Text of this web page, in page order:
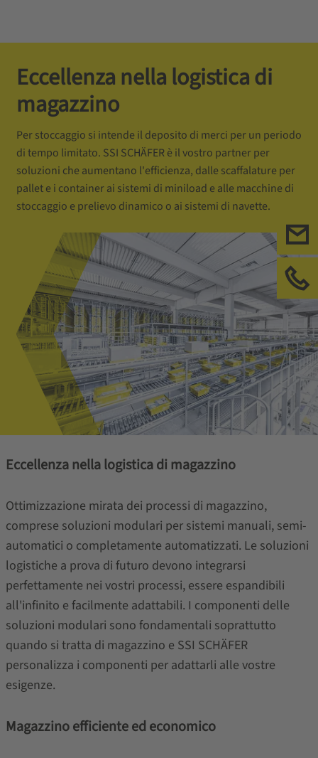
Eccellenza nella logistica di
magazzino
Per stoccaggio si intende il deposito di merci per un periodo
di tempo limitato. SSI SCHÄFER è il vostro partner per
soluzioni che aumentano l'efficienza, dalle scaffalature per
pallet e i container ai sistemi di miniload e alle macchine di
stoccaggio e prelievo dinamico o ai sistemi di navette.
Eccellenza nella logistica di magazzino
Ottimizzazione mirata dei processi di magazzino,
comprese soluzioni modulari per sistemi manuali, semi-
automatici o completamente automatizzati. Le soluzioni
logistiche a prova di futuro devono integrarsi
perfettamente nei vostri processi, essere espandibili
all'infinito e facilmente adattabili. I componenti delle
soluzioni modulari sono fondamentali soprattutto
quando si tratta di magazzino e SSI SCHÄFER
personalizza i componenti per adattarli alle vostre
esigenze.
Magazzino efficiente ed economico